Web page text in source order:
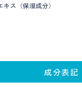
ス（保湿成分）
成分表記